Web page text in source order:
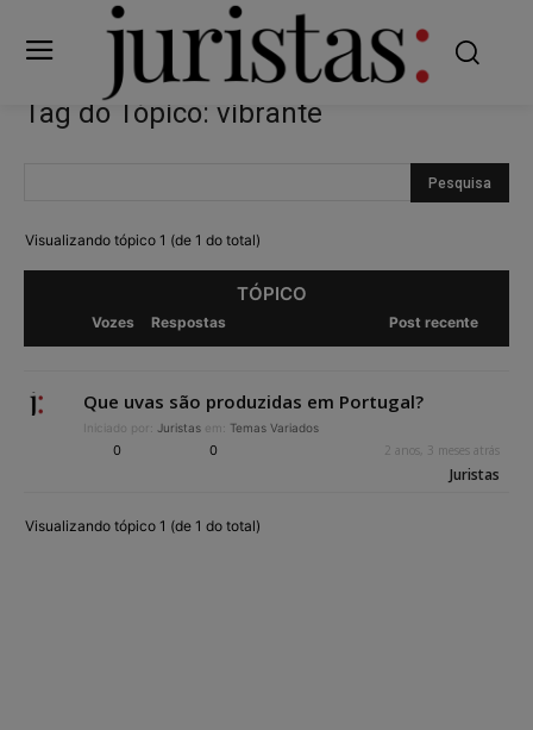
Tag do Tópico: vibrante
Visualizando tópico 1 (de 1 do total)
TÓPICO
Vozes Respostas Post recente
Que uvas são produzidas em Portugal?
Iniciado por: Juristas em: Temas Variados
0 0 2 anos, 3 meses atrás
Juristas
Visualizando tópico 1 (de 1 do total)